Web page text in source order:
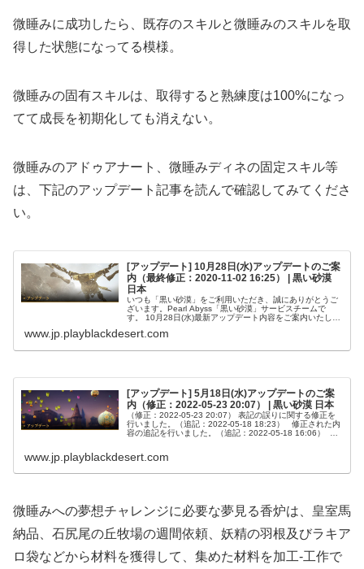
微睡みに成功したら、既存のスキルと微睡みのスキルを取
得した状態になってる模様。
微睡みの固有スキルは、取得すると熟練度は100%になっ
てて成長を初期化しても消えない。
微睡みのアドゥアナート、微睡みディネの固定スキル等
は、下記のアップデート記事を読んで確認してみてくださ
い。
[アップデート] 10月28日(水)アップデートのご案
内（最終修正：2020-11-02 16:25） | 黒い砂漠
日本
いつも「黒い砂漠」をご利用いただき、誠にありがとうご
ざいます。Pearl Abyss「黒い砂漠」サービスチームで
す。 10月28日(水)最新アップデート内容をご案内いたしま
ト】2.【主...
www.jp.playblackdesert.com
[アップデート] 5月18日(水)アップデートのご案
内（修正：2022-05-23 20:07） | 黒い砂漠 日本
（修正：2022-05-23 20:07） 表記の誤りに関する修正を
行いました。（追記：2022-05-18 18:23） 修正された内
容の追記を行いました。（追記：2022-05-18 16:06） 名
www.jp.playblackdesert.com
微睡みへの夢想チャレンジに必要な夢見る香炉は、皇室馬
納品、石尻尾の丘牧場の週間依頼、妖精の羽根及びラキア
ロ袋などから材料を獲得して、集めた材料を加工-工作で